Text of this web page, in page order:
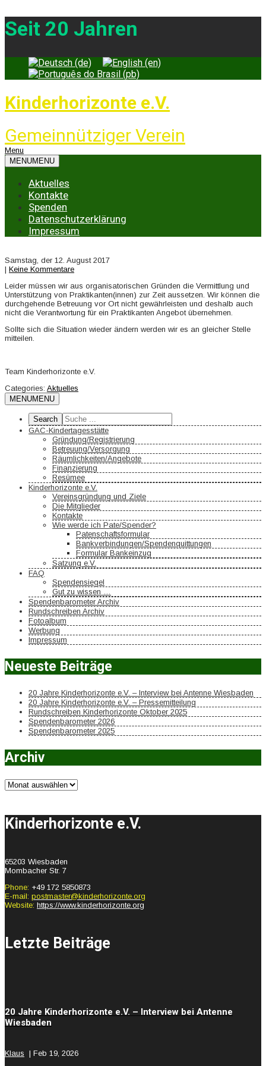
Seit 20 Jahren
Kinderhorizonte e.V.
Gemeinnütziger Verein
Menu
MENUMENU
Aktuelles
Kontakte
Spenden
Datenschutzerklärung
Impressum
Samstag, der 12. August 2017
| Keine Kommentare
Leider müssen wir aus organisatorischen Gründen die Vermittlung und
Unterstützung von Praktikanten(innen) zur Zeit aussetzen. Wir können die
durchgehende Betreuung vor Ort nicht gewährleisten und deshalb auch
nicht die Verantwortung für ein Praktikanten Angebot übernehmen.
Sollte sich die Situation wieder ändern werden wir es an gleicher Stelle
mitteilen.
Team Kinderhorizonte e.V.
Categories: Aktuelles
MENUMENU
GAC-Kindertagesstätte
Gründung/Registrierung
Betreuung/Versorgung
Räumlichkeiten/Angebote
Finanzierung
Resümee
Kinderhorizonte e.V.
Vereinsgründung und Ziele
Die Mitglieder
Kontakte
Wie werde ich Pate/Spender?
Patenschaftsformular
Bankverbindungen/Spendenquittungen
Formular Bankeinzug
Satzung e.V.
FAQ
Spendensiegel
Gut zu wissen …
Spendenbarometer Archiv
Rundschreiben Archiv
Fotoalbum
Werbung
Impressum
Neueste Beiträge
20 Jahre Kinderhorizonte e.V. – Interview bei Antenne Wiesbaden
20 Jahre Kinderhorizonte e.V. – Pressemitteilung
Rundschreiben Kinderhorizonte Oktober 2025
Spendenbarometer 2026
Spendenbarometer 2025
Archiv
Archiv
Kinderhorizonte e.V.
65203 Wiesbaden
Mombacher Str. 7
Phone: +49 172 5850873
E-mail: postmaster@kinderhorizonte.org
Website: https://www.kinderhorizonte.org
Letzte Beiträge
20 Jahre Kinderhorizonte e.V. – Interview bei Antenne
Wiesbaden
Klaus | Feb 19, 2026